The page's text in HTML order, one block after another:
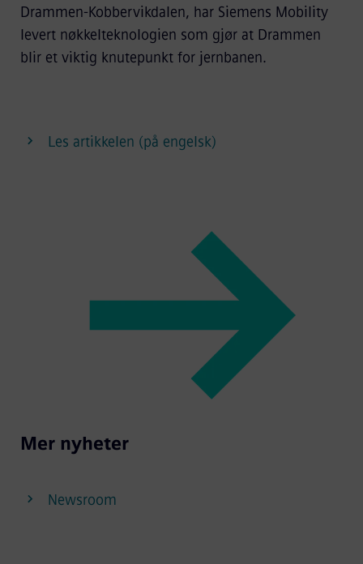
Drammen-Kobbervikdalen, har Siemens Mobility
levert nøkkelteknologien som gjør at Drammen
blir et viktig knutepunkt for jernbanen.
Les artikkelen (på engelsk)
Mer nyheter
Newsroom